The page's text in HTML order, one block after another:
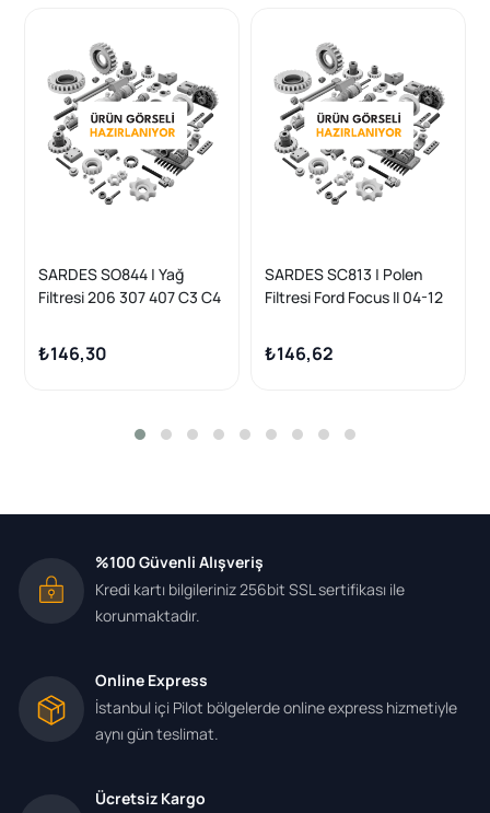
SARDES SO844 | Yağ
Filtresi 206 307 407 C3 C4
₺146,30
SARDES SC813 | Polen
Filtresi Ford Focus II 04-12
₺146,62
%100 Güvenli Alışveriş
Kredi kartı bilgileriniz 256bit SSL sertifikası ile
korunmaktadır.
Online Express
İstanbul içi Pilot bölgelerde online express hizmetiyle
aynı gün teslimat.
Ücretsiz Kargo